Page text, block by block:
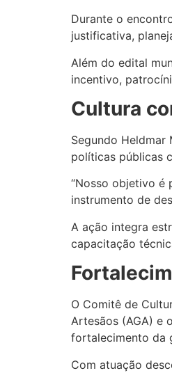
Durante o
justificativa,
Além do edital
incentivo,
Cultura
Segundo
políticas públicas
“Nosso objetivo é
instrumento de
A ação integra
capacitação
O Comitê de
Artesãos (AGA) e
fortalecimento da
Com atuação